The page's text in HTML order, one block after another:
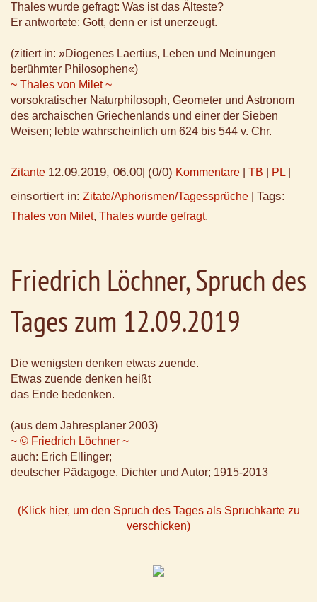
Thales wurde gefragt: Was ist das Älteste?
Er antwortete: Gott, denn er ist unerzeugt.
(zitiert in: »Diogenes Laertius, Leben und Meinungen
berühmter Philosophen«)
~ Thales von Milet ~
vorsokratischer Naturphilosoph, Geometer und Astronom
des archaischen Griechenlands und einer der Sieben
Weisen; lebte wahrscheinlich um 624 bis 544 v. Chr.
Zitante 12.09.2019, 06.00 (0/0) Kommentare TB PL
einsortiert in: Zitate/Aphorismen/Tagessprüche Tags:
Thales von Milet, Thales wurde gefragt,
Friedrich Löchner, Spruch des
Tages zum 12.09.2019
Die wenigsten denken etwas zuende.
Etwas zuende denken heißt
das Ende bedenken.
(aus dem Jahresplaner 2003)
~ © Friedrich Löchner ~
auch: Erich Ellinger;
deutscher Pädagoge, Dichter und Autor; 1915-2013
(Klick hier, um den Spruch des Tages als Spruchkarte zu
verschicken)